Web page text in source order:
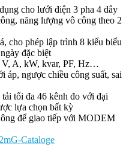
cho lưới điện 3 pha 4 dây
năng lượng vô công theo 2
cho phép lập trình 8 kiểu biểu
đặc biệt
V, A, kW, kvar, PF, Hz…
áp, ngược chiều công suất, sai
tối đa 46 kênh đo với đại
lựa chọn bất kỳ
để giao tiếp với MODEM
Cataloge